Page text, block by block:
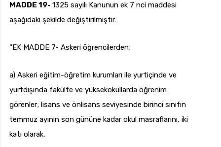
MADDE 19- 1325 sayılı Kanunun ek 7 nci maddesi
aşağıdaki şekilde değiştirilmiştir.
“EK MADDE 7- Askeri öğrencilerden;
a) Askeri eğitim-öğretim kurumları ile yurtiçinde ve
yurtdışında fakülte ve yüksekokullarda öğrenim
görenler; lisans ve önlisans seviyesinde birinci sınıfın
temmuz ayının son gününe kadar okul masraflarını, iki
katı olarak,